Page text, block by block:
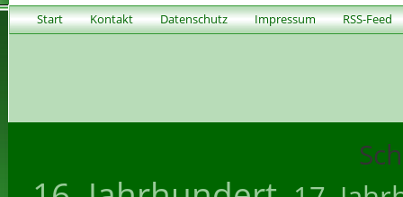
Start Kontakt Datenschutz Impressum RSS-Feed